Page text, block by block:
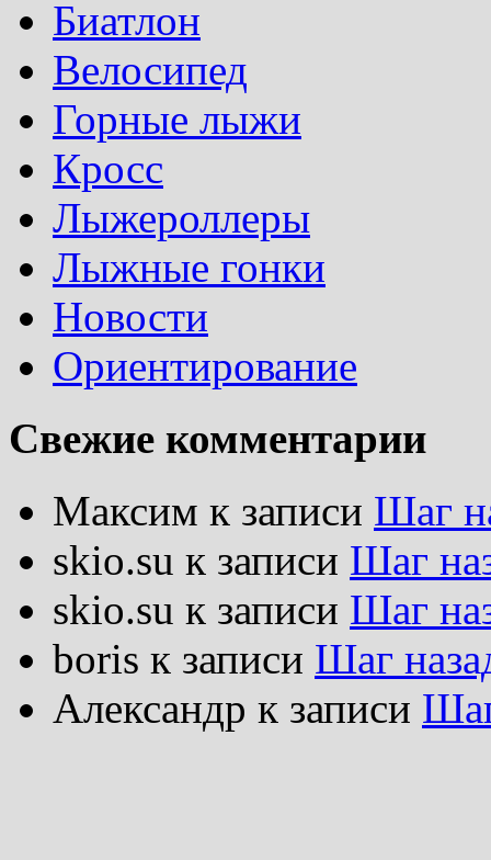
Биатлон
Велосипед
Горные лыжи
Кросс
Лыжероллеры
Лыжные гонки
Новости
Ориентирование
Свежие комментарии
Максим к записи Шаг
skio.su к записи Шаг
skio.su к записи Шаг
boris к записи Шаг
Александр к записи